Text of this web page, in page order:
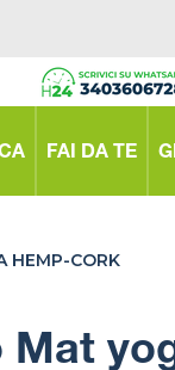
FAI DA TE
HEMP-CORK
Mat